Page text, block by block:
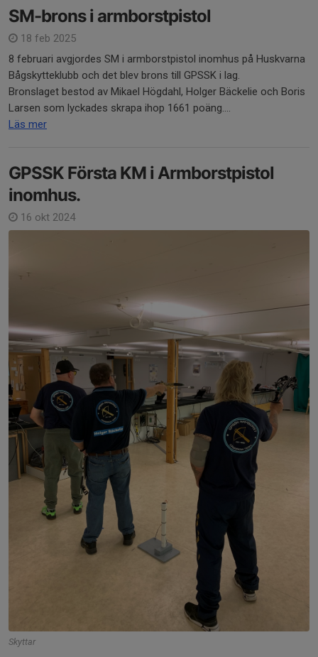
SM-brons i armborstpistol
18 feb 2025
8 februari avgjordes SM i armborstpistol inomhus på Huskvarna
Bågskytteklubb och det blev brons till GPSSK i lag.
Bronslaget bestod av Mikael Högdahl, Holger Bäckelie och Boris
Larsen som lyckades skrapa ihop 1661 poäng....
Läs mer
GPSSK Första KM i Armborstpistol
inomhus.
16 okt 2024
Skyttar